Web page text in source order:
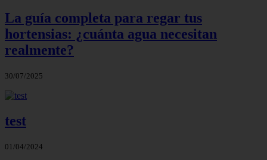
La guía completa para regar tus
hortensias: ¿cuánta agua necesitan
realmente?
30/07/2025
test
01/04/2024